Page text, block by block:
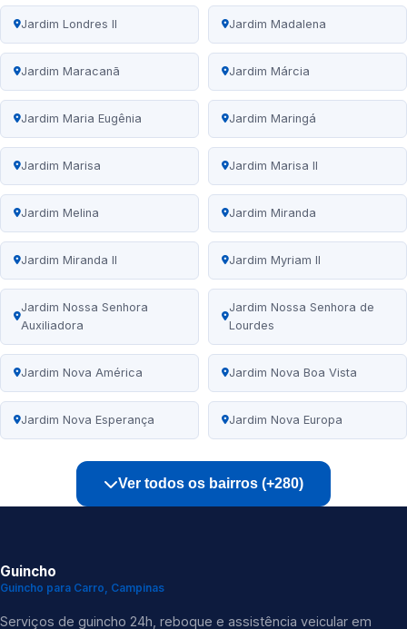
Jardim Londres II Jardim Madalena
Jardim Maracanã Jardim Márcia
Jardim Maria Eugênia Jardim Maringá
Jardim Marisa Jardim Marisa II
Jardim Melina Jardim Miranda
Jardim Miranda II Jardim Myriam II
Jardim Nossa Senhora
Auxiliadora
Jardim Nossa Senhora de
Lourdes
Jardim Nova América Jardim Nova Boa Vista
Jardim Nova Esperança Jardim Nova Europa
Ver todos os bairros (+280)
Guincho
Guincho para Carro, Campinas
Serviços de guincho 24h, reboque e assistência veicular em